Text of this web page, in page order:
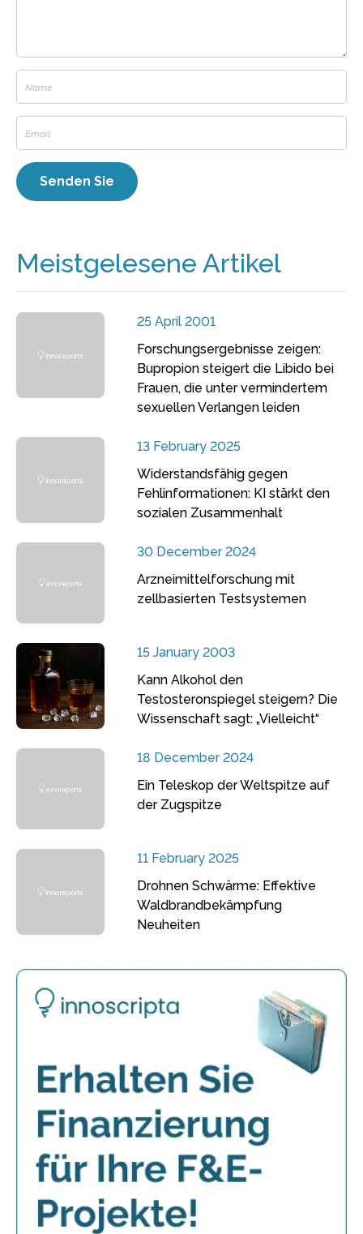
Meistgelesene Artikel
25 April 2001
Forschungsergebnisse zeigen:
Bupropion steigert die Libido bei
Frauen, die unter vermindertem
sexuellen Verlangen leiden
13 February 2025
Widerstandsfähig gegen
Fehlinformationen: KI stärkt den
sozialen Zusammenhalt
30 December 2024
Arzneimittelforschung mit
zellbasierten Testsystemen
15 January 2003
Kann Alkohol den
Testosteronspiegel steigern? Die
Wissenschaft sagt: „Vielleicht“
18 December 2024
Ein Teleskop der Weltspitze auf
der Zugspitze
11 February 2025
Drohnen Schwärme: Effektive
Waldbrandbekämpfung
Neuheiten